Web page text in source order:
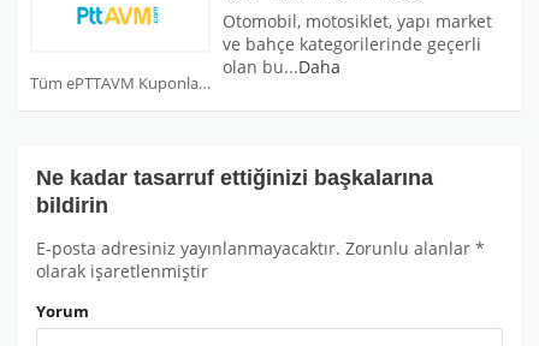
Tüm ePTTAVM Kuponları
Otomobil, motosiklet, yapı market
ve bahçe kategorilerinde geçerli
olan bu...Daha
Ne kadar tasarruf ettiğinizi başkalarına
bildirin
E-posta adresiniz yayınlanmayacaktır. Zorunlu alanlar *
olarak işaretlenmiştir
Yorum